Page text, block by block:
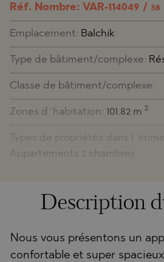
Réf. Nombre: VAR-114049 / 38
Emplacement: Balchik
Type de bâtiment/complexe:
Classe de bâtiment/complexe:
Zones d`habitation: 101.82 m 2
Types de propriétés dans
Appartements 2 chambres
Description
Nous vous présentons un
confortable et super